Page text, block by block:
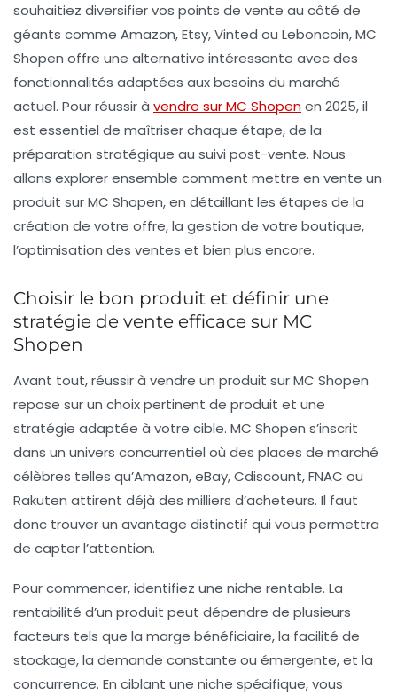
souhaitiez diversifier vos points de vente au côté de
géants comme Amazon, Etsy, Vinted ou Leboncoin, MC
Shopen offre une alternative intéressante avec des
fonctionnalités adaptées aux besoins du marché
actuel. Pour réussir à vendre sur MC Shopenen 2025, il
est essentiel de maîtriser chaque étape, de la
préparation stratégique au suivi post-vente. Nous
allons explorer ensemble comment mettre en vente un
produit sur MC Shopen, en détaillant les étapes de la
création de votre offre, la gestion de votre boutique,
l’optimisation des ventes et bien plus encore.
Choisir le bon produit et définir une
stratégie de vente efficace sur MC
Shopen
Avant tout, réussir à vendre un produit sur MC Shopen
repose sur un choix pertinent de produit et une
stratégie adaptée à votre cible. MC Shopen s’inscrit
dans un univers concurrentiel où des places de marché
célèbres telles qu’Amazon, eBay, Cdiscount, FNAC ou
Rakuten attirent déjà des milliers d’acheteurs. Il faut
donc trouver un avantage distinctif qui vous permettra
de capter l’attention.
Pour commencer, identifiez une niche rentable. La
rentabilité d’un produit peut dépendre de plusieurs
facteurs tels que la marge bénéficiaire, la facilité de
stockage, la demande constante ou émergente, et la
concurrence. En ciblant une niche spécifique, vous